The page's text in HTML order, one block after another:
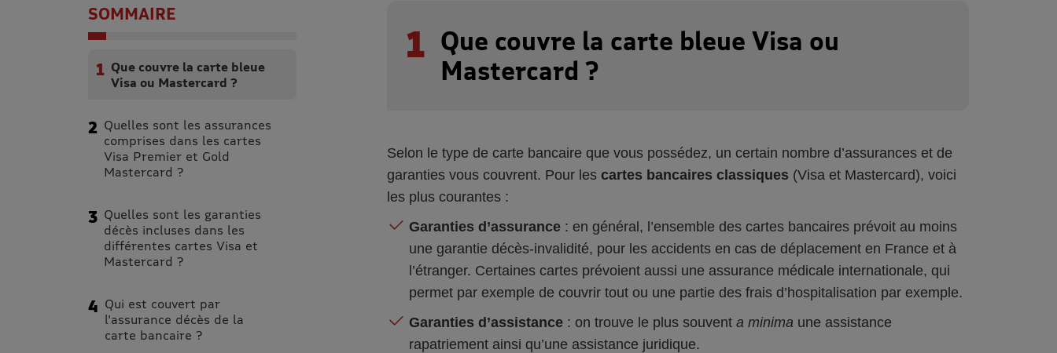
SOMMAIRE
Que couvre la carte bleue
Visa ou Mastercard ?
Quelles sont les assurances
comprises dans les cartes
Visa Premier et Gold
Mastercard ?
Quelles sont les garanties
décès incluses dans les
différentes cartes Visa et
Mastercard ?
Qui est couvert par
l'assurance décès de la
carte bancaire ?
1 Que couvre la carte bleue Visa ou
Mastercard ?
Selon le type de carte bancaire que vous possédez, un certain nombre d’assurances et de
garanties vous couvrent. Pour les cartes bancaires classiques (Visa et Mastercard), voici
les plus courantes :
Garanties d’assurance : en général, l’ensemble des cartes bancaires prévoit au moins
une garantie décès-invalidité, pour les accidents en cas de déplacement en France et à
l’étranger. Certaines cartes prévoient aussi une assurance médicale internationale, qui
permet par exemple de couvrir tout ou une partie des frais d’hospitalisation par exemple.
Garanties d’assistance : on trouve le plus souvent a minima une assistance
rapatriement ainsi qu’une assistance juridique.